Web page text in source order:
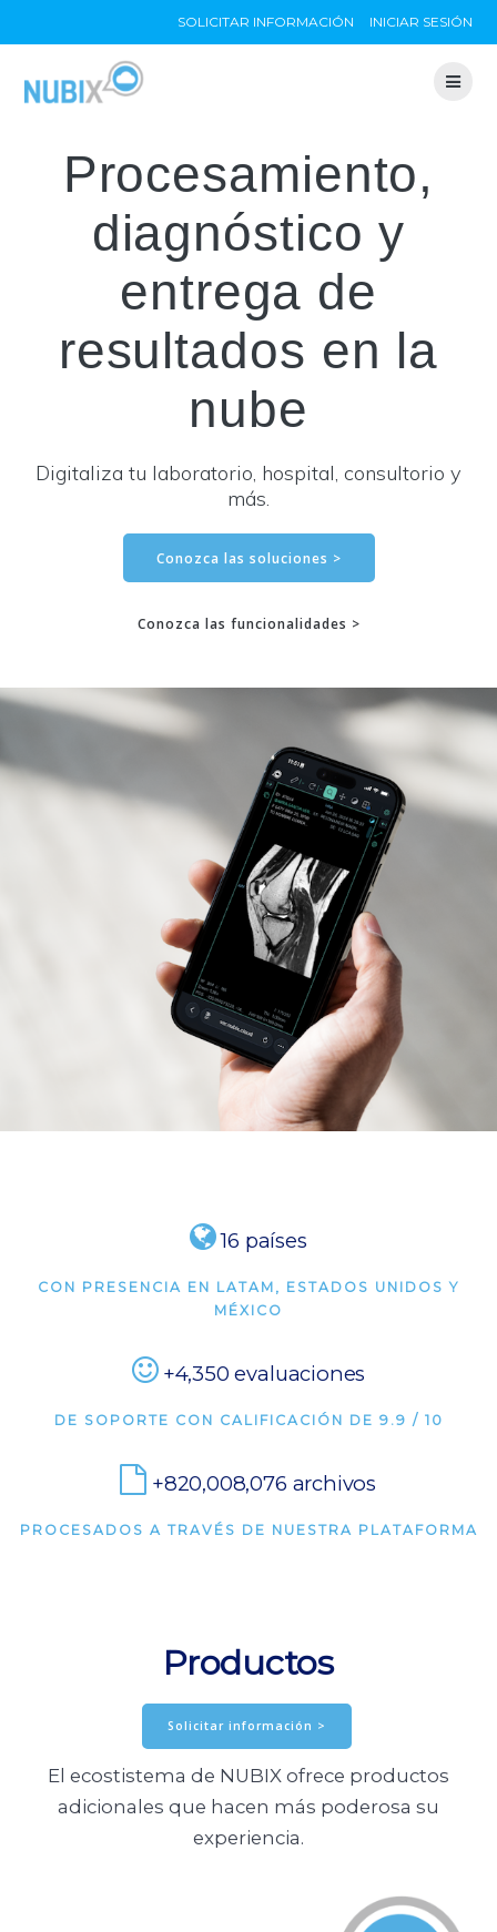
to
SOLICITAR INFORMACIÓN INICIAR SESIÓN
Procesamiento,
diagnóstico y
entrega de
resultados en la
nube
Digitaliza tu laboratorio, hospital, consultorio y
más.
Conozca las soluciones >
Conozca las funcionalidades >
16 países
CON PRESENCIA EN LATAM, ESTADOS UNIDOS Y
MÉXICO
+4,350 evaluaciones
DE SOPORTE CON CALIFICACIÓN DE 9.9 / 10
+820,011,899 archivos
PROCESADOS A TRAVÉS DE NUESTRA PLATAFORMA
Productos
Solicitar información >
El ecostistema de NUBIX ofrece productos
adicionales que hacen más poderosa su
experiencia.